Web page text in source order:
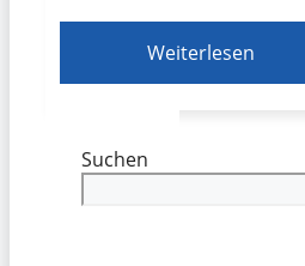
Weiterlesen
Suchen